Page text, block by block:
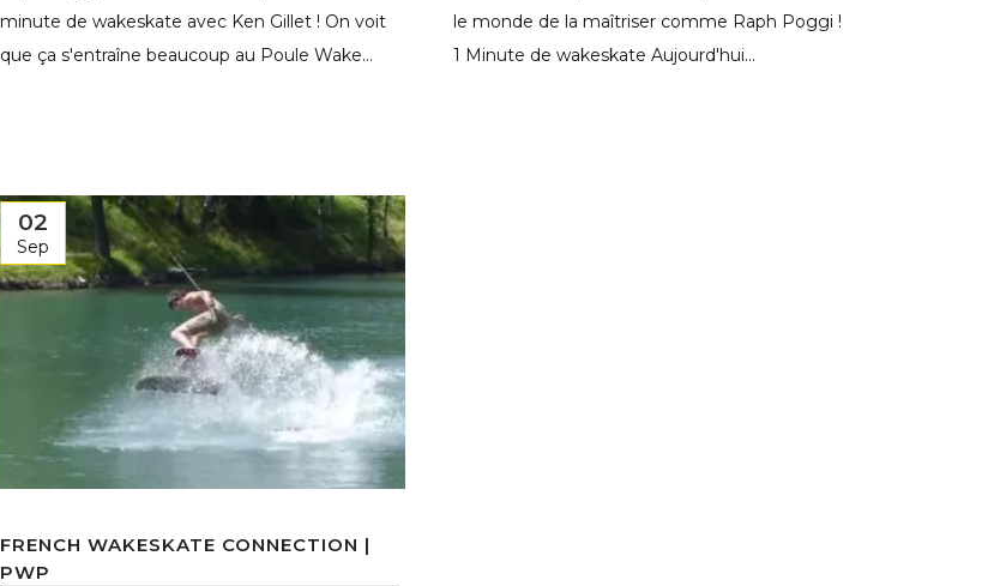
minute de wakeskate avec Ken Gillet ! On voit
que ça s'entraîne beaucoup au Poule Wake...
le monde de la maîtriser comme Raph Poggi !
1 Minute de wakeskate Aujourd'hui...
02
Sep
FRENCH WAKESKATE CONNECTION |
PWP